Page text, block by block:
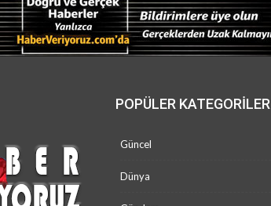
POPÜLER KATEGORILER
Güncel
Dünya